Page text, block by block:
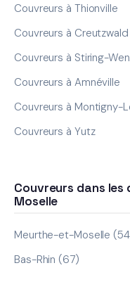
Couvreurs à Thionville
Couvreurs à Creutzwald
Couvreurs à Stiring-
Couvreurs à Amnéville
Couvreurs à Montigny-
Couvreurs à Yutz
Couvreurs dans
Moselle
Meurthe-et-Moselle
Bas-Rhin (67)